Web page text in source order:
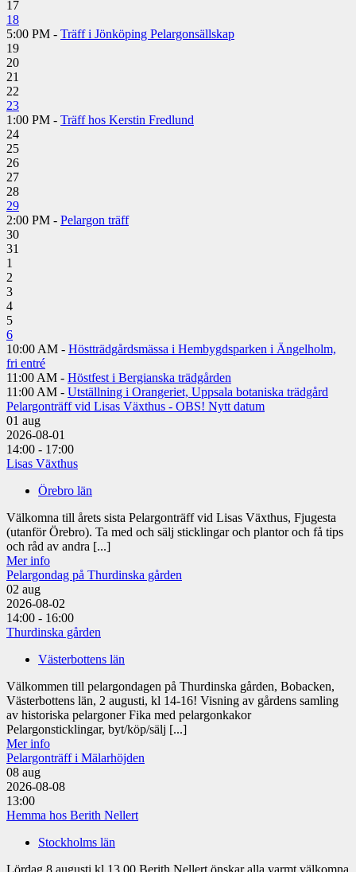
17
18
5:00 PM - Träff i Jönköping Pelargonsällskap
19
20
21
22
23
1:00 PM - Träff hos Kerstin Fredlund
24
25
26
27
28
29
2:00 PM - Pelargon träff
30
31
1
2
3
4
5
6
10:00 AM - Höstträdgårdsmässa i Hembygdsparken i Ängelholm,
fri entré
11:00 AM - Höstfest i Bergianska trädgården
11:00 AM - Utställning i Orangeriet, Uppsala botaniska trädgård
Pelargonträff vid Lisas Växthus - OBS! Nytt datum
01 aug
2026-08-01
14:00 - 17:00
Lisas Växthus
Örebro län
Välkomna till årets sista Pelargonträff vid Lisas Växthus, Fjugesta
(utanför Örebro). Ta med och sälj sticklingar och plantor och få tips
och råd av andra [...]
Mer info
Pelargondag på Thurdinska gården
02 aug
2026-08-02
14:00 - 16:00
Thurdinska gården
Västerbottens län
Välkommen till pelargondagen på Thurdinska gården, Bobacken,
Västerbottens län, 2 augusti, kl 14-16! Visning av gårdens samling
av historiska pelargoner Fika med pelargonkakor
Pelargonsticklingar, byt/köp/sälj [...]
Mer info
Pelargonträff i Mälarhöjden
08 aug
2026-08-08
13:00
Hemma hos Berith Nellert
Stockholms län
Lördag 8 augusti kl.13.00 Berith Nellert önskar alla varmt välkomna